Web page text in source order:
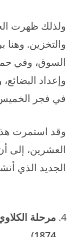
ولذلك ظهرت
والتخزين. وهنا
السوق، وفي
وإعداد
في فجر
وقد استمرت
العشرين، إلى
الجديد الذي
مرحلة